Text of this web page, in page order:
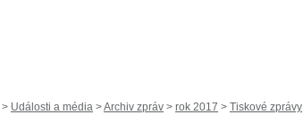
> Události a média >Archiv zpráv > rok 2017 > Tiskové zprávy